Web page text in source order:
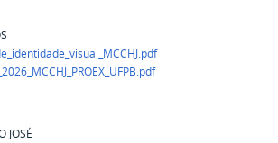
JOSÉ